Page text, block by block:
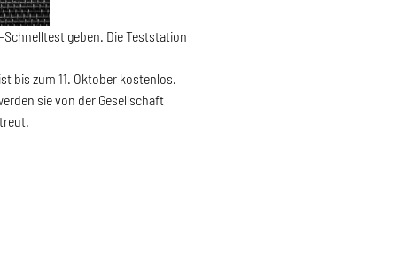
Schnelltest geben. Die Teststation
bis zum 11. Oktober kostenlos.
sie von der Gesellschaft